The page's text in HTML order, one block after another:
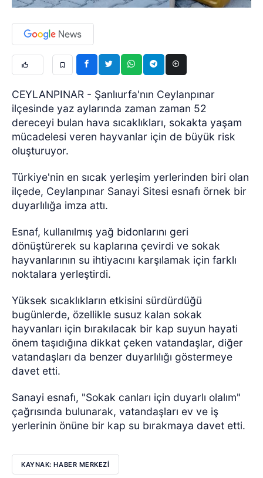
CEYLANPINAR - Şanlıurfa'nın Ceylanpınar
ilçesinde yaz aylarında zaman zaman 52
dereceyi bulan hava sıcaklıkları, sokakta yaşam
mücadelesi veren hayvanlar için de büyük risk
oluşturuyor.
Türkiye'nin en sıcak yerleşim yerlerinden biri olan
ilçede, Ceylanpınar Sanayi Sitesi esnafı örnek bir
duyarlılığa imza attı.
Esnaf, kullanılmış yağ bidonlarını geri
dönüştürerek su kaplarına çevirdi ve sokak
hayvanlarının su ihtiyacını karşılamak için farklı
noktalara yerleştirdi.
Yüksek sıcaklıkların etkisini sürdürdüğü
bugünlerde, özellikle susuz kalan sokak
hayvanları için bırakılacak bir kap suyun hayati
önem taşıdığına dikkat çeken vatandaşlar, diğer
vatandaşları da benzer duyarlılığı göstermeye
davet etti.
Sanayi esnafı, "Sokak canları için duyarlı olalım"
çağrısında bulunarak, vatandaşları ev ve iş
yerlerinin önüne bir kap su bırakmaya davet etti.
KAYNAK: HABER MERKEZI